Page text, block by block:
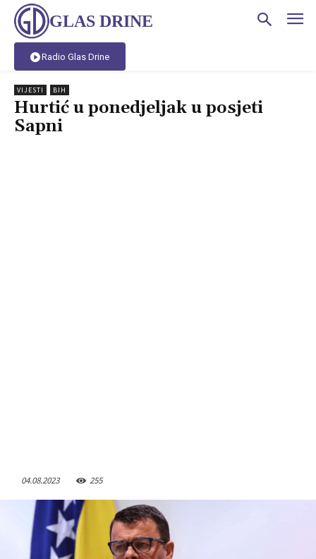
GLAS DRINE
Radio Glas Drine
VIJESTI BIH
Hurtić u ponedjeljak u posjeti
Sapni
04.08.2023 255